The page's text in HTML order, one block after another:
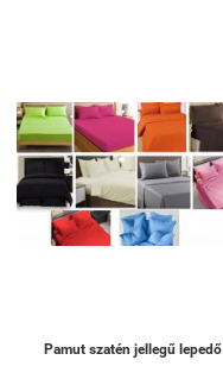
Pamut szatén jellegű lepedő